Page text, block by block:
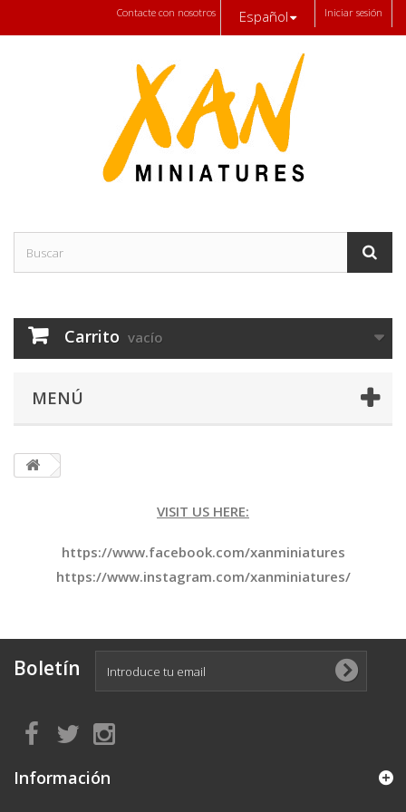
Iniciar sesión
Español
Contacte con nosotros
Carrito vacío
MENÚ
VISIT US HERE:
https://www.facebook.com/xanminiatures
https://www.instagram.com/xanminiatures/
Boletín
Información